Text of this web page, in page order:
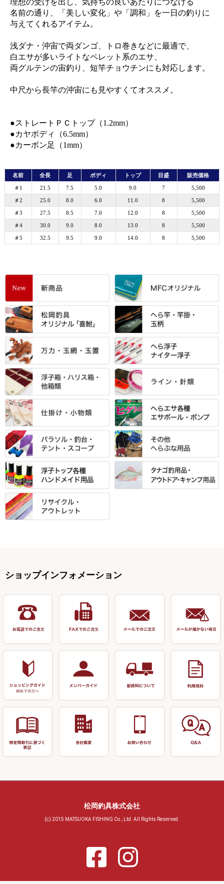
理想の受けを出し、気持ちの良いあたりにつなげる
名前の通り、「美しい変化」や「調和」を一日の釣りに
与えてくれるアイテム。
浅ダナ・沖宙で両ダンゴ、トロ巻きなどに最適で、
白エサが多いライトなペレット系のエサ、
両グルテンの宙釣り、短竿チョウチンにも対応します。
中尺から長竿の沖宙にも見やすくてオススメ。
●ストレートＰＣトップ（1.2mm）
●カヤボディ（6.5mm）
●カーボン足（1mm）
名前 全長 足 ボディ トップ 目盛 販売価格
＃1 21.5 7.5 5.0 9.0 7 5,500
＃2 25.0 8.0 6.0 11.0 8 5,500
＃3 27.5 8.5 7.0 12.0 8 5,500
＃4 30.0 9.0 8.0 13.0 8 5,500
＃5 32.5 9.5 9.0 14.0 8 5,500
すべて
「雅（みやび）」シリーズ・エ
ントＰＬＵＳシリーズ
エントラント・ＳＰＷシリーズ
スモールクロコダイルシリーズ
エクセーヌ・スエードシリーズ
バッグ・小物ケース・ワッペン
クッション・シート・スカー
ト・エプロン
保護ケース
アクリルシリーズ・アクセサリ
すべて
「至高」シリーズ
万力付お膳
クワセ皿・コブ皿・角皿
浮子筒・浮子箱・ハリス箱・玉
ノ柄スタンド
小物箱・うどん箱・うどん皿
ハサミケース
カウンター
針外し・糸ほどき
すべて
シマノ
ダイワ
がまかつ
サクラ・NISSIN・合成竿・他
光竹作 カーボン竿掛・玉ノ柄
匠絆・かちどき・旋（めぐ
る）・千望・千尋・悠月・その
他
すべて
当店オリジナル「勝俊」作
光竹 製品
松村作（万力）
松村作（先受・その他）
万久作
岐山 製品
逍遥（しょうよう）
玉網（高級品）
替網・仕付糸
玉置（高級品）
万力付お膳・うどん皿
先受・メスネジ・その他
すべて
忠相・一志
昴 ・TOMO
りきや ・ 大祐
心也・士天・狂鬼
伊吹 ・ SATTO
KEN∑HI【ケンシ】
すべて
金鯱 シリーズ
浮子箱
浮子立て・浮子筒
ハリスケース
仕掛箱・小物箱
ハリスメジャー系
すべて
東レ・ラーヂ
サンライン ・ ダン
鬼掛・MARUTO
すべて
ウキ止めストッパー・糸・チュ
ーブ
ウキゴム 遊動式
松葉仕掛用
底取りアイテム
ハサミ
すべて
マルキュー 麩系
マルキュー その他
ポンプ絞り器・ポンプ類
すべて
パラソル
テント
リーズ
釣台 釣宝・その他
すべて
バック＆ロッドケース
偏光サングラス
小物ケース・保護ケース
防寒コーナー
すべて
浮子用素材
塗料用 筆
装飾品
リサイクル 竹竿（～19,999円）
リサイクル 竹竿（深山）
リサイクル 浮子
リサイクル 玉網・玉置・フラ
リサイクル 浮子箱・浮子筒・
アウトレット商品
ショップインフォメーション
松岡釣具株式会社
(c) 2015 MATSUOKA FISHING Co., Ltd. All Rights Reserved.